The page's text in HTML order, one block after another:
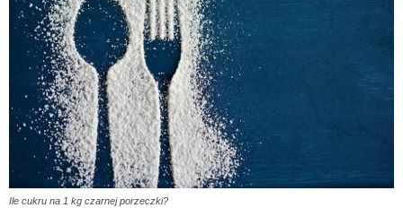
Ile cukru na 1 kg czarnej porzeczki?